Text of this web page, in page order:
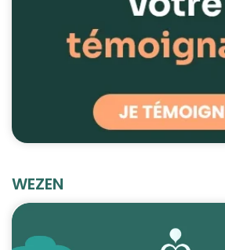
WEZEN